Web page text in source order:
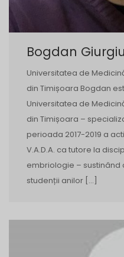
Bogdan Giurgiu
Universitatea de
din Timișoara Bogdan
Universitatea de
din Timișoara –
perioada 2017-2019 a
V.A.D.A. ca tutore la
embriologie – sustinând
studenții anilor […]